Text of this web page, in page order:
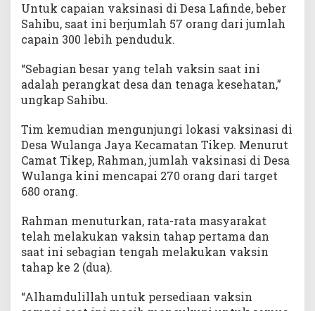
Untuk capaian vaksinasi di Desa Lafinde, beber
Sahibu, saat ini berjumlah 57 orang dari jumlah
capain 300 lebih penduduk.
“Sebagian besar yang telah vaksin saat ini
adalah perangkat desa dan tenaga kesehatan,”
ungkap Sahibu.
Tim kemudian mengunjungi lokasi vaksinasi di
Desa Wulanga Jaya Kecamatan Tikep. Menurut
Camat Tikep, Rahman, jumlah vaksinasi di Desa
Wulanga kini mencapai 270 orang dari target
680 orang.
Rahman menuturkan, rata-rata masyarakat
telah melakukan vaksin tahap pertama dan
saat ini sebagian tengah melakukan vaksin
tahap ke 2 (dua).
“Alhamdulillah untuk persediaan vaksin